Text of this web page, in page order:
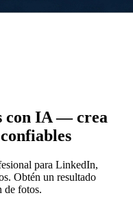
con IA— crea
para LinkedIn,
Obtén un resultado
de fotos.